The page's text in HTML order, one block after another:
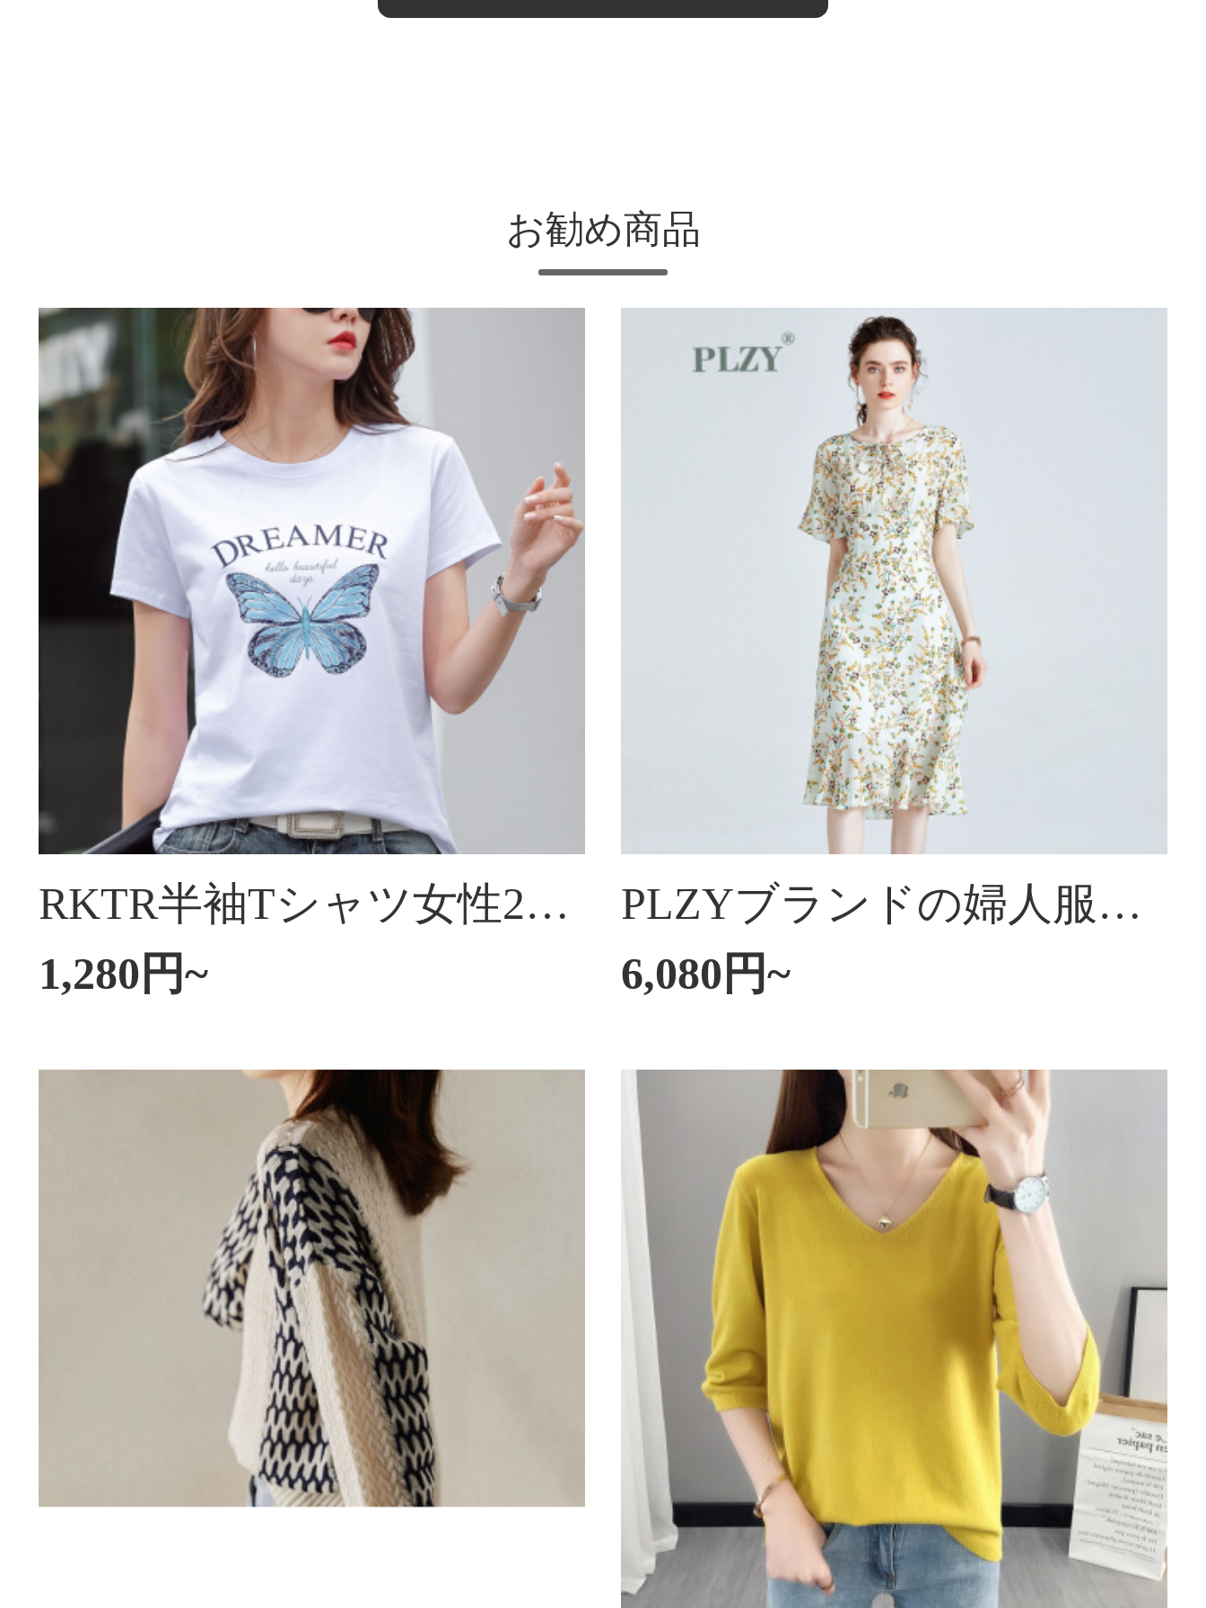
お勧め商品
RKTR半袖Tシャツ女性2021夏韓国版新商品の女装がゆったりしています。スリムで太って見えるサイズのカジュアルTシャツです。
1,280円~
PLZYブランドの婦人服シルクワンピス2021新着商品半袖法夏装気質收腰顕痩せプリント中ローングスカートグリーンS
6,080円~